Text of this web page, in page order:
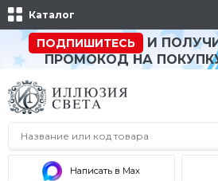
Каталог
ПОДПИШИТЕСЬ
И
ПРОМОКОД НА
Написать в Max